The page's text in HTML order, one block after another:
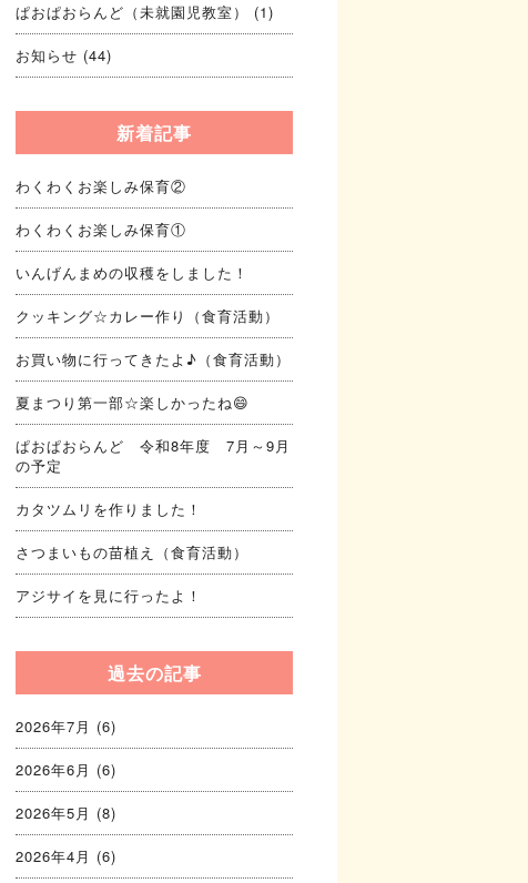
ぱおぱおらんど（未就園児教室） (1)
お知らせ (44)
新着記事
わくわくお楽しみ保育②
わくわくお楽しみ保育①
いんげんまめの収穫をしました！
クッキング☆カレー作り（食育活動）
お買い物に行ってきたよ♪（食育活動）
夏まつり第一部☆楽しかったね😄
ぱおぱおらんど 令和8年度 7月～9月
の予定
カタツムリを作りました！
さつまいもの苗植え（食育活動）
アジサイを見に行ったよ！
過去の記事
2026年7月 (6)
2026年6月 (6)
2026年5月 (8)
2026年4月 (6)